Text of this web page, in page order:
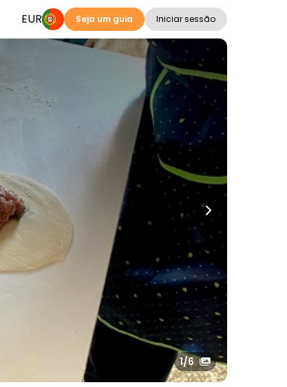
EUR Seja um guia Iniciar sessão
1/6